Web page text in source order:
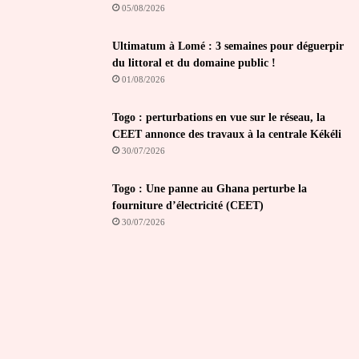
05/08/2026
Ultimatum à Lomé : 3 semaines pour déguerpir
du littoral et du domaine public !
01/08/2026
Togo : perturbations en vue sur le réseau, la
CEET annonce des travaux à la centrale Kékéli
30/07/2026
Togo : Une panne au Ghana perturbe la
fourniture d’électricité (CEET)
30/07/2026